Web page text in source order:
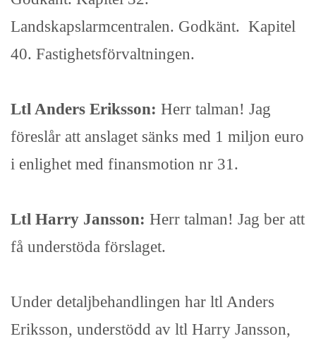
Landskapslarmcentralen. Godkänt. Kapitel
40. Fastighetsförvaltningen.
Ltl Anders Eriksson: Herr talman! Jag
föreslår att anslaget sänks med 1 miljon euro
i enlighet med finansmotion nr 31.
Ltl Harry Jansson: Herr talman! Jag ber att
få understöda förslaget.
Under detaljbehandlingen har ltl Anders
Eriksson, understödd av ltl Harry Jansson,